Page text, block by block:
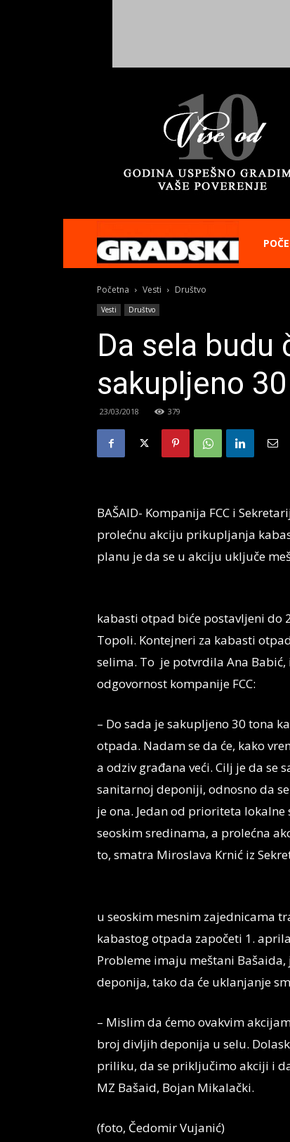
Gradski
Kikinda
Početna Vesti Društvo
Vesti Društvo
Da sela budu
sakupljeno
23/03/2018 379
BAŠAID- Kompanija FCC i
prolećnu akciju prikupljanja
planu je da se u akciju uključe
kabasti otpad biće postavljeni do
Topoli. Kontejneri za kabasti
selima. To je potvrdila Ana
odgovornost kompanije FCC:
– Do sada je sakupljeno 30 tona
otpada. Nadam se da će, kako
a odziv građana veći. Cilj je da
sanitarnoj deponiji, odnosno da
je ona. Jedan od prioriteta
seoskim sredinama, a prolećna
to, smatra Miroslava Krnić iz
u seoskim mesnim zajednicama
kabastog otpada započeti 1.
Probleme imaju meštani
deponija, tako da će uklanjanje
– Mislim da ćemo ovakvim
broj divljih deponija u selu.
priliku, da se priključimo akciji i
MZ Bašaid, Bojan Mikalački.
(foto, Čedomir Vujanić)